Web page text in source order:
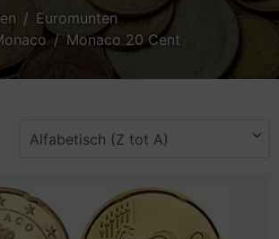
Euromunten
Monaco 20 Cent